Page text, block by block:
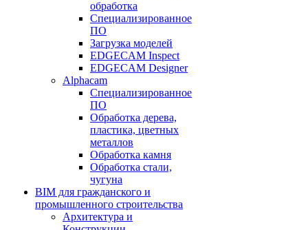
обработка
Специализированное
ПО
Загрузка моделей
EDGECAM Inspect
EDGECAM Designer
Alphacam
Специализированное
ПО
Обработка дерева,
пластика, цветных
металлов
Обработка камня
Обработка стали,
чугуна
BIM для гражданского и
промышленного строительства
Архитектура и